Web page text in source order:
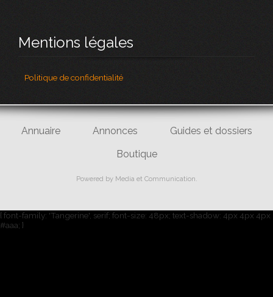
Mentions légales
Politique de confidentialité
Annuaire Annonces
Guides et dossiers
Boutique
Powered by Media et Communication.
{ font-family: 'Tangerine', serif; font-size: 48px; text-shadow: 4px 4px 4px
#aaa; }